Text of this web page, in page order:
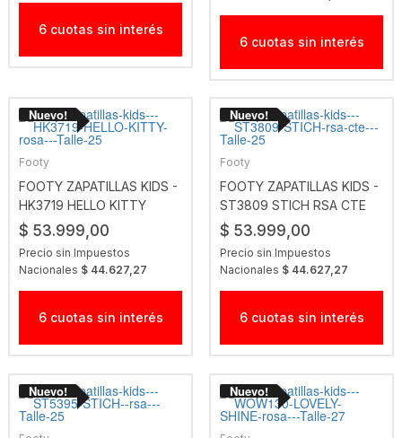
6 cuotas sin interés
6 cuotas sin interés
Footy
FOOTY ZAPATILLAS KIDS -
HK3719 HELLO KITTY
ROSA
$ 53.999,00
Precio sin Impuestos
Nacionales $ 44.627,27
6 cuotas sin interés
Footy
FOOTY ZAPATILLAS KIDS -
ST3809 STICH RSA CTE
$ 53.999,00
Precio sin Impuestos
Nacionales $ 44.627,27
6 cuotas sin interés